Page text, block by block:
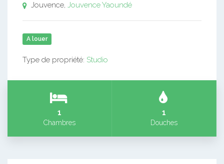
Jouvence, JouvenceYaoundé
A louer
Type de propriété: Studio
1
Chambres
1
Douches